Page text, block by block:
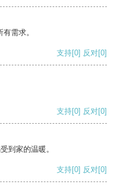
需求。
支持[0] 反对[0]
支持[0] 反对[0]
到家的温暖。
支持[0] 反对[0]